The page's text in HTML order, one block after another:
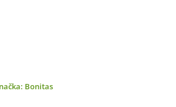
Bonitas